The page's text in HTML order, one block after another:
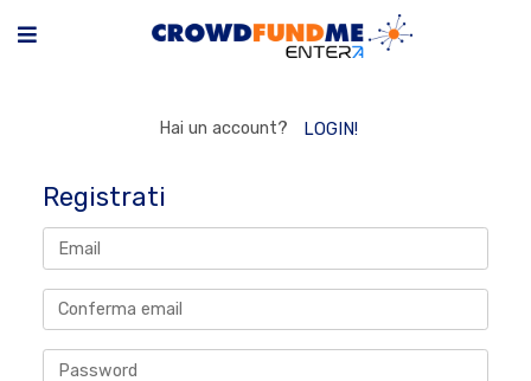
Hai un account? LOGIN!
Registrati